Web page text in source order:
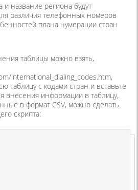
название региона будут
различия телефонных номеров
плана нумерации стран
таблицы можно взять,
international_dialing_codes.htm,
таблицу с кодами стран и вставьте
внесения информации в таблицу,
в формат CSV, можно сделать
скрипта: